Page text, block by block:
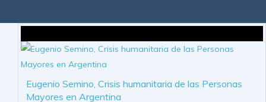
Eugenio Semino, Crisis humanitaria de las Personas
Mayores en Argentina